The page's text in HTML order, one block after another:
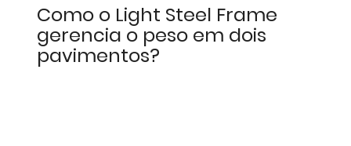
Como o Light Steel Frame
gerencia o peso em dois
pavimentos?